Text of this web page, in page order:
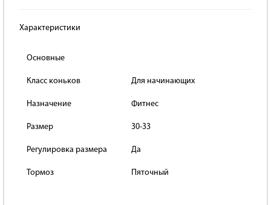
Характеристики
Основные
Класс коньков Для начинающих
Назначение Фитнес
Размер 30-33
Регулировка размера Да
Тормоз Пяточный